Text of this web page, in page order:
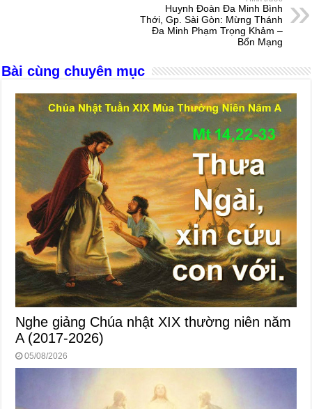
Huynh Đoàn Đa Minh Bình
Thới, Gp. Sài Gòn: Mừng Thánh
Đa Minh Phạm Trọng Khảm –
Bổn Mạng
Bài cùng chuyên mục
Nghe giảng Chúa nhật XIX thường niên năm
A (2017-2026)
05/08/2026